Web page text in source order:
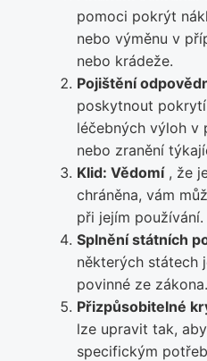
pomoci pokrýt
nebo výměnu v
nebo krádeže.
Pojištění
poskytnout
léčebných výloh v
nebo zranění
Klid: Vědomí, že
chráněna, vám
při jejím používání.
Splnění státních
některých státech
povinné ze zákona.
Přizpůsobitelné
lze upravit tak,
specifickým